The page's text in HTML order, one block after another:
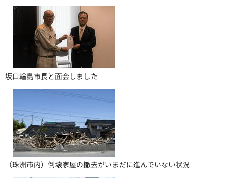
坂口輪島市長と面会しました
（珠洲市内）倒壊家屋の撤去がいまだに進んでいない状況